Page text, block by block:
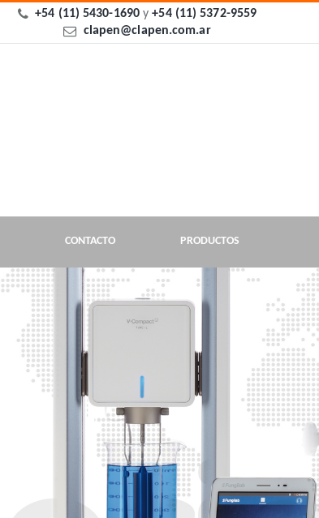
+54 (11) 5430-1690 y+54 (11) 5372-9559
clapen@clapen.com.ar
CONTACTO PRODUCTOS